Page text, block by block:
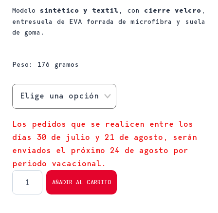
Modelo sintético y textil , con cierre velcro
entresuela de EVA forrada de microfibra y suela
de goma.
Peso: 176 gramos
Los pedidos que se realicen entre los
días 30 de julio y 21 de agosto, serán
enviados el próximo 24 de agosto por
periodo vacacional.
AÑADIR AL CARRITO